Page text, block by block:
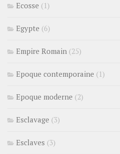
Ecosse (1)
Egypte (6)
Empire Romain (25)
Epoque contemporaine (1)
Epoque moderne (2)
Esclavage (3)
Esclaves (3)